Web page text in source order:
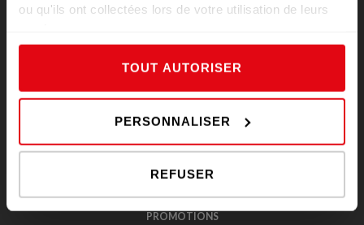
ou qu'ils ont collectées lors de votre utilisation de leurs
TOUT AUTORISER
PERSONNALISER
REFUSER
NOVOVIANDE
NOS VIANDES D’EXCEPTION
NOS BUFFETS
PROMOTIONS